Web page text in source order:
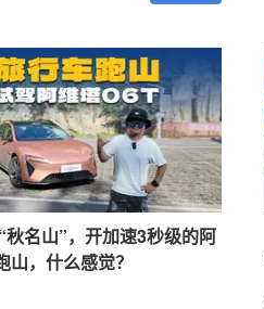
秋名山”，开加速3秒级的阿
山，什么感觉？